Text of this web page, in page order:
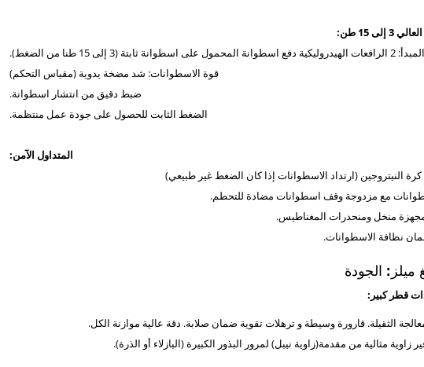
15 طن:
دفع اسطوانة المحمول
على اسطوانة ثابتة(3 إلى 15 طنا من الضغط).
قوة الاسطوانات: شد مضخة يدوية (مقياس التحكم)
ضبط دقيق من انتشار اسطوانة.
الضغط الثابت للحصول على جودة عمل منتظمة.
المتداول الآمن:
كرة النيتروجين (ارتداد الاسطوانات إذا كان الضغط غير طبيعي)
مع مزدوجة وقف اسطوانات مضادة للتحطم.
منخل ومنحدرات المغناطيس.
نظافة الاسطوانات.
ميلز: الجودة
قطر كبير:
الثقيلة. قارورة وسيطة و ترهلات تقوية ضمان صلابة. دقة عالية موازنة الكل.
(زاوية نيبل) لمرور البذور الكبيرة (البازلاء أو الذرة).